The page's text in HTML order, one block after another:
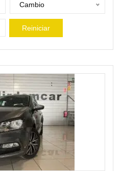
Cambio
Reiniciar